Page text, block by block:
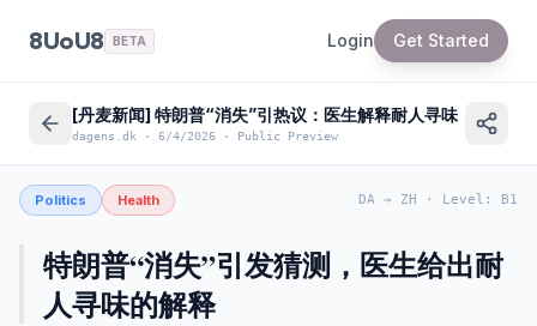
8UoU8 BETA Login Get Started
[丹麦新闻] 特朗普“消失”引热议：医生解释耐人寻味
dagens.dk · 6/4/2026 · Public Preview
Politics Health DA → ZH · Level : B1
特朗普“消失”引发猜测，医生给出耐
人寻味的解释